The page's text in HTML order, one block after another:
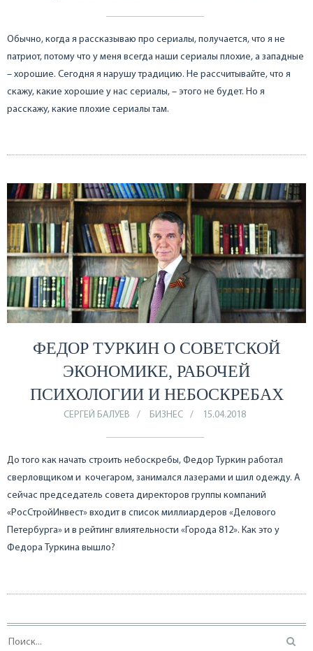
Обычно, когда я рассказываю про сериалы, получается, что я не
патриот, потому что у меня всегда наши сериалы плохие, а западные
– хорошие. Сегодня я нарушу традицию. Не рассчитывайте, что я
скажу, какие хорошие у нас сериалы, – этого не будет. Но я
расскажу, какие плохие сериалы там.
ФЕДОР ТУРКИН О СОВЕТСКОЙ
ЭКОНОМИКЕ, РАБОЧЕЙ
ПСИХОЛОГИИ И НЕБОСКРЕБАХ
СЕРГЕЙ БАЛУЕВ БИЗНЕС 15.04.2018
До того как начать строить небоскребы, Федор Туркин работал
сверловщиком и кочегаром, занимался лазерами и шил одежду. А
сейчас председатель совета директоров группы компаний
«РосСтройИнвест» входит в список миллиардеров «Делового
Петербурга» и в рейтинг влиятельности «Города 812». Как это у
Федора Туркина вышло?